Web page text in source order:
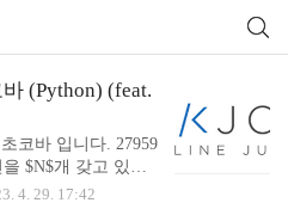
(592)
(Python) (feat.
코바 입니다. 27959
$N$개 갖고 있고,
를 사 먹으려고 한
4. 29. 17:42